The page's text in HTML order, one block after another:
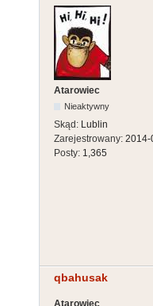
Atarowiec
Nieaktywny
Skąd: Lublin
Zarejestrowany: 2014-
Posty: 1,365
qbahusak